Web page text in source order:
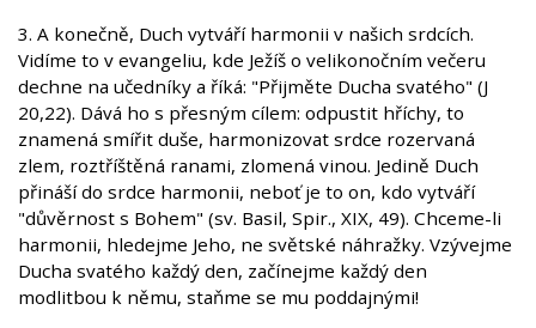
3. A konečně, Duch vytváří harmonii v našich srdcích.
Vidíme to v evangeliu, kde Ježíš o velikonočním večeru
dechne na učedníky a říká: "Přijměte Ducha svatého" (J
20,22). Dává ho s přesným cílem: odpustit hříchy, to
znamená smířit duše, harmonizovat srdce rozervaná
zlem, roztříštěná ranami, zlomená vinou. Jedině Duch
přináší do srdce harmonii, neboť je to on, kdo vytváří
"důvěrnost s Bohem" (sv. Basil, Spir., XIX, 49). Chceme-li
harmonii, hledejme Jeho, ne světské náhražky. Vzývejme
Ducha svatého každý den, začínejme každý den
modlitbou k němu, staňme se mu poddajnými!